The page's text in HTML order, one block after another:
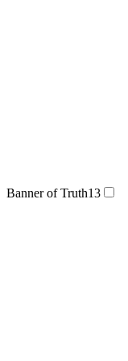
Banner of Truth13